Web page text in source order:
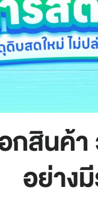
กสินค้
อย่าง